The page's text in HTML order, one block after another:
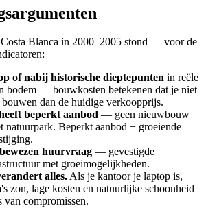
Blanca in 2000–2005 stond — voor de
of nabij historische dieptepunten in reële
bodem — bouwkosten betekenen dat je niet
dan de huidige verkoopprijs.
beperkt aanbod — geen nieuwbouw
natuurpark. Beperkt aanbod + groeiende
huurvraag — gevestigde
met groeimogelijkheden.
alles.Als je kantoor je laptop is,
zon, lage kosten en natuurlijke schoonheid
van compromissen.